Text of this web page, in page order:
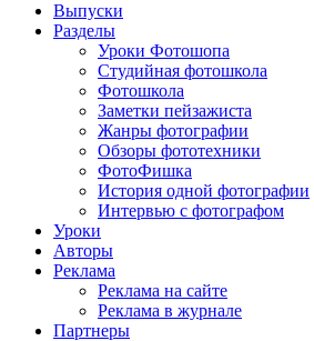
Выпуски
Разделы
Уроки Фотошопа
Студийная фотошкола
Фотошкола
Заметки пейзажиста
Жанры фотографии
Обзоры фототехники
ФотоФишка
История одной фотографии
Интервью с фотографом
Уроки
Авторы
Реклама
Реклама на сайте
Реклама в журнале
Партнеры